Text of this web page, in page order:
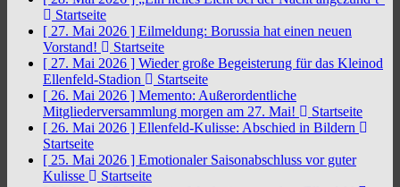
Startseite
[ 27. Mai 2026 ] Eilmeldung: Borussia hat einen neuen
Vorstand!
Startseite
[ 27. Mai 2026 ] Wieder große Begeisterung für das Kleinod
Ellenfeld-Stadion
Startseite
[ 26. Mai 2026 ] Memento: Außerordentliche
Mitgliederversammlung morgen am 27. Mai!
Startseite
[ 26. Mai 2026 ] Ellenfeld-Kulisse: Abschied in Bildern
Startseite
[ 25. Mai 2026 ] Emotionaler Saisonabschluss vor guter
Kulisse
Startseite